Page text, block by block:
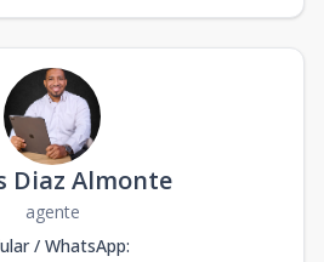
Diaz Almonte
agente
/ WhatsApp: